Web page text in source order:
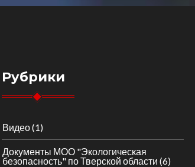
Рубрики
Видео(1)
Документы МОО "Экологическая
безопасность" по Тверской области (6)